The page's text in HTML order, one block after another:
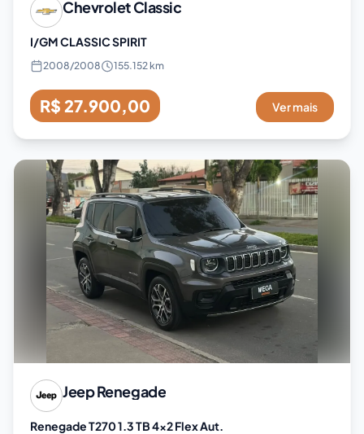
ChevroletClassic
I/GM CLASSIC SPIRIT
2008/2008 155.152 km
R$ 27.900,00 Ver mais
JeepRenegade
Renegade T270 1.3 TB 4x2 Flex Aut.